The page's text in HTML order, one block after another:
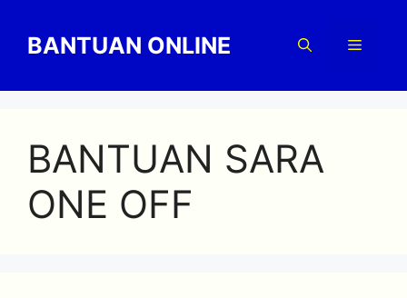
contentBANTUAN ONLINE Menu
BANTUAN SARA
ONE OFF